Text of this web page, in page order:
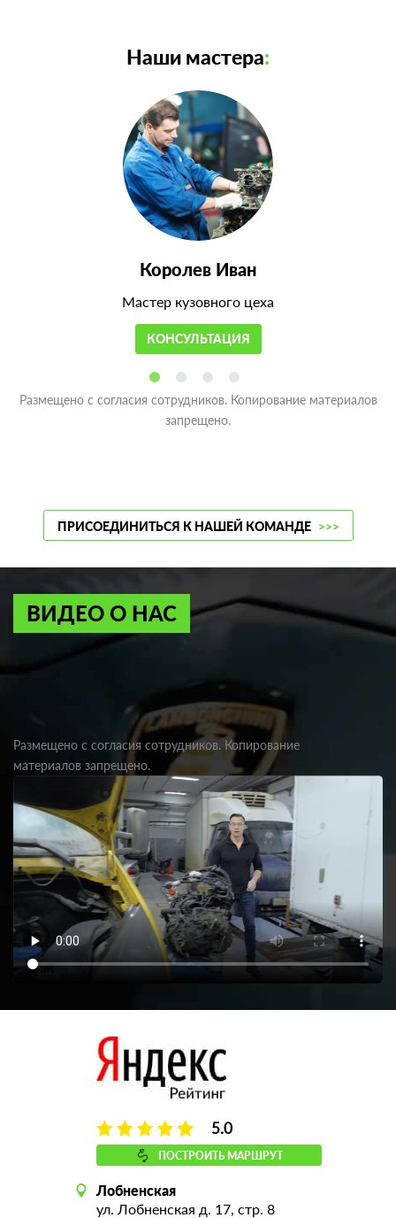
Наши мастера:
Королев Иван
Мастер кузовного цеха
КОНСУЛЬТАЦИЯ
Размещено с согласия сотрудников. Копирование материалов
запрещено.
ПРИСОЕДИНИТЬСЯ К НАШЕЙ КОМАНДЕ >>>
ВИДЕО О НАС
Размещено с согласия сотрудников. Копирование
материалов запрещено.
5.0
ПОСТРОИТЬ МАРШРУТ
Лобненская
ул. Лобненская д. 17, стр. 8